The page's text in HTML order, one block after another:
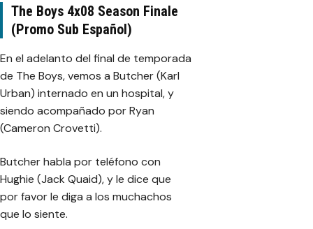
The Boys 4x08 Season Finale
(Promo Sub Español)
En el adelanto del final de temporada
de The Boys, vemos a Butcher (Karl
Urban) internado en un hospital, y
siendo acompañado por Ryan
(Cameron Crovetti).
Butcher habla por teléfono con
Hughie (Jack Quaid), y le dice que
por favor le diga a los muchachos
que lo siente.